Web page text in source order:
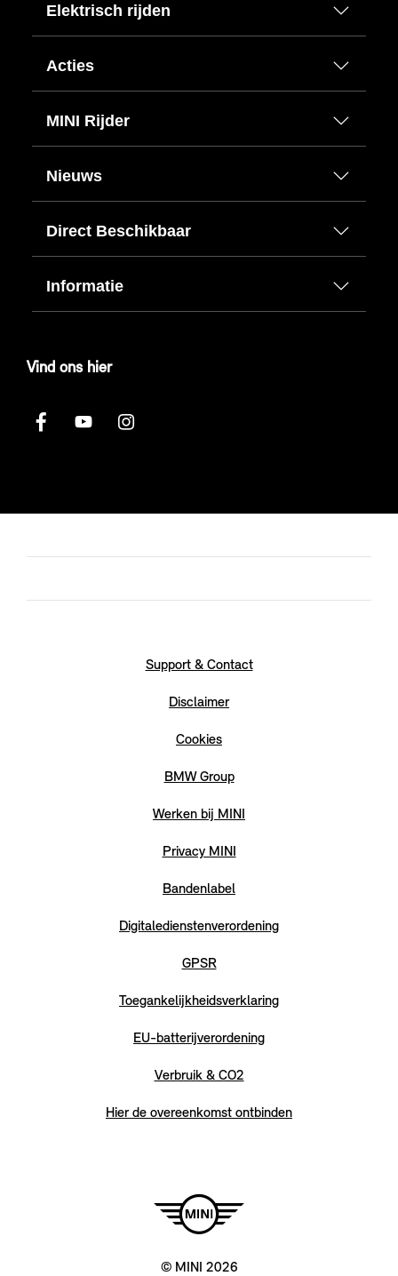
Elektrisch rijden
Acties
MINI Rijder
Nieuws
Direct Beschikbaar
Informatie
Vind ons hier
Support & Contact
Disclaimer
Cookies
BMW Group
Werken bij MINI
Privacy MINI
Bandenlabel
Digitaledienstenverordening
GPSR
Toegankelijkheidsverklaring
EU-batterijverordening
Verbruik & CO2
Hier de overeenkomst ontbinden
© MINI 2026